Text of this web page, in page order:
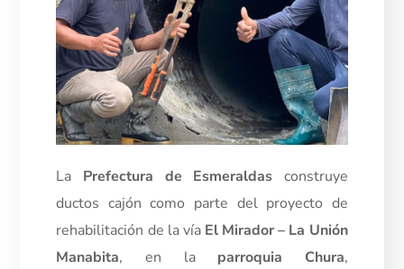
La Prefectura de Esmeraldas construye
ductos cajón como parte del proyecto de
rehabilitación de la vía El Mirador – La Unión
Manabita, en la parroquia Chura,